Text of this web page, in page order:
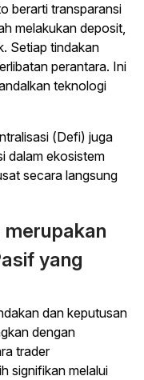
berarti transparansi
melakukan deposit,
Setiap tindakan
perantara. Ini
teknologi
(Defi) juga
dalam ekosistem
secara langsung
yang
dan keputusan
dengan
trader
signifikan melalui